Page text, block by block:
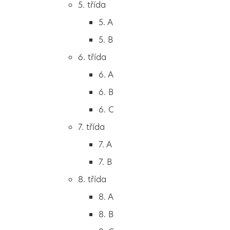
2. B
3. A
4. A
5. A
5. třída
5. A
5. B
6. třída
6. A
6. B
6. C
7. třída
7. A
7. B
8. třída
8. A
8. B